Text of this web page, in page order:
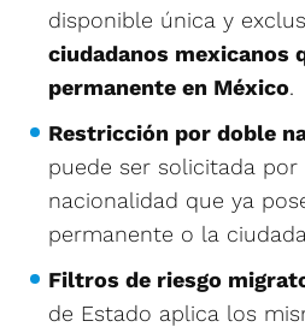
disponible única y
ciudadanos mexicanos
permanente en México.
Restricción por doble
puede ser solicitada
nacionalidad que ya
permanente o la
Filtros de riesgo
de Estado aplica los